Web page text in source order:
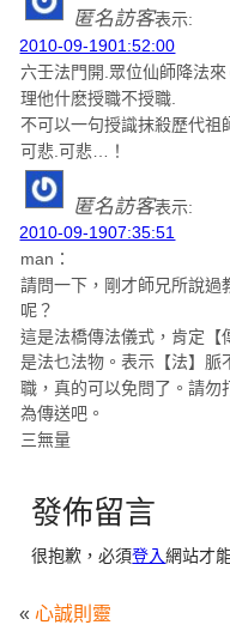
匿名訪客表示:
2010-09-1901:52:00
六壬法門開.眾位仙師降法來
理他什麽授職不授職.
不可以一句授識抹殺歷代祖
可悲.可悲…！
匿名訪客表示:
2010-09-1907:35:51
man：
請問一下，剛才師兄所說過
呢？
這是法橋傳法儀式，肯定【
是法乜法物。表示【法】脈
職，真的可以免問了。請勿
為傳送吧。
三無量
發佈留言
很抱歉，必須登入網站才
«心誠則靈